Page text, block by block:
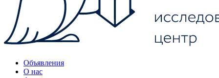
Объявления
О нас